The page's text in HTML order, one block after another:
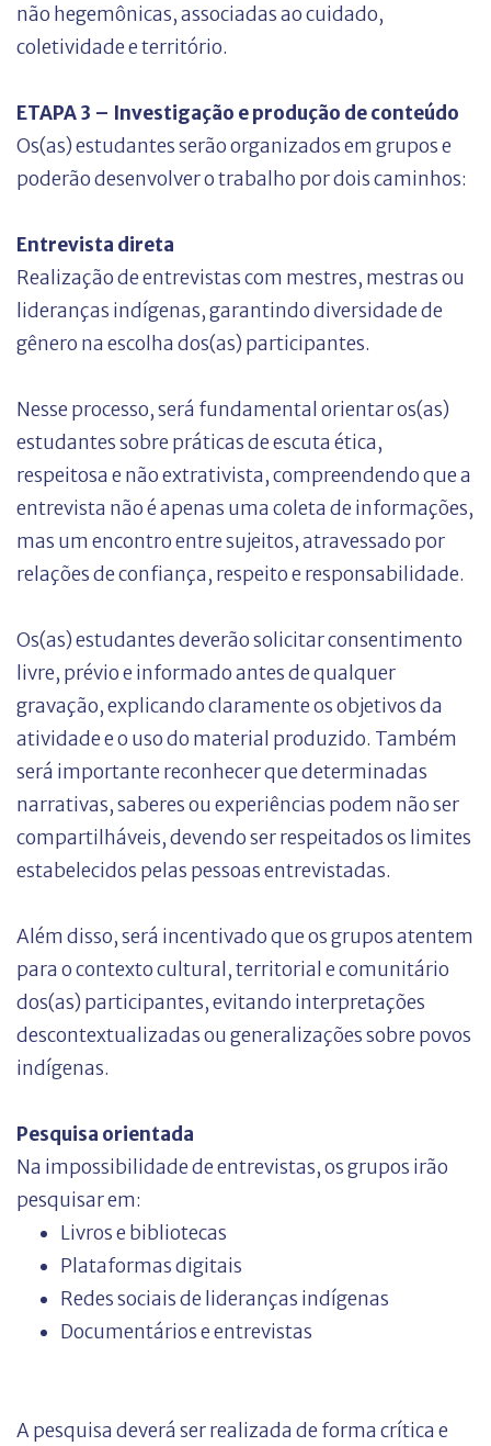
não hegemônicas, associadas ao cuidado,
coletividade e território.
ETAPA 3 – Investigação e produção de conteúdo
Os(as) estudantes serão organizados em grupos e
poderão desenvolver o trabalho por dois caminhos:
Entrevista direta
Realização de entrevistas com mestres, mestras ou
lideranças indígenas, garantindo diversidade de
gênero na escolha dos(as) participantes.
Nesse processo, será fundamental orientar os(as)
estudantes sobre práticas de escuta ética,
respeitosa e não extrativista, compreendendo que a
entrevista não é apenas uma coleta de informações,
mas um encontro entre sujeitos, atravessado por
relações de confiança, respeito e responsabilidade.
Os(as) estudantes deverão solicitar consentimento
livre, prévio e informado antes de qualquer
gravação, explicando claramente os objetivos da
atividade e o uso do material produzido. Também
será importante reconhecer que determinadas
narrativas, saberes ou experiências podem não ser
compartilháveis, devendo ser respeitados os limites
estabelecidos pelas pessoas entrevistadas.
Além disso, será incentivado que os grupos atentem
para o contexto cultural, territorial e comunitário
dos(as) participantes, evitando interpretações
descontextualizadas ou generalizações sobre povos
indígenas.
Pesquisa orientada
Na impossibilidade de entrevistas, os grupos irão
pesquisar em:
Livros e bibliotecas
Plataformas digitais
Redes sociais de lideranças indígenas
Documentários e entrevistas
A pesquisa deverá ser realizada de forma crítica e